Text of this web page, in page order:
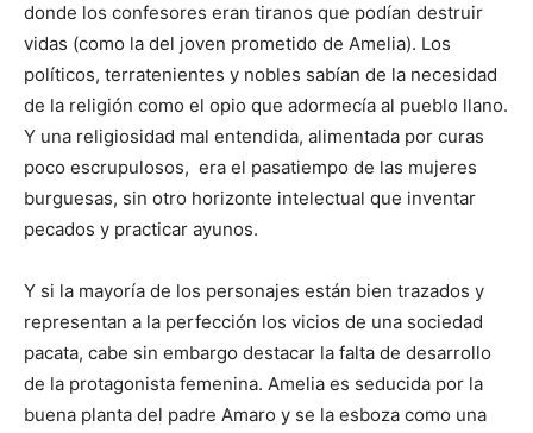
donde los confesores eran tiranos que podían destruir
vidas (como la del joven prometido de Amelia). Los
políticos, terratenientes y nobles sabían de la necesidad
de la religión como el opio que adormecía al pueblo llano.
Y una religiosidad mal entendida, alimentada por curas
poco escrupulosos, era el pasatiempo de las mujeres
burguesas, sin otro horizonte intelectual que inventar
pecados y practicar ayunos.
Y si la mayoría de los personajes están bien trazados y
representan a la perfección los vicios de una sociedad
pacata, cabe sin embargo destacar la falta de desarrollo
de la protagonista femenina. Amelia es seducida por la
buena planta del padre Amaro y se la esboza como una